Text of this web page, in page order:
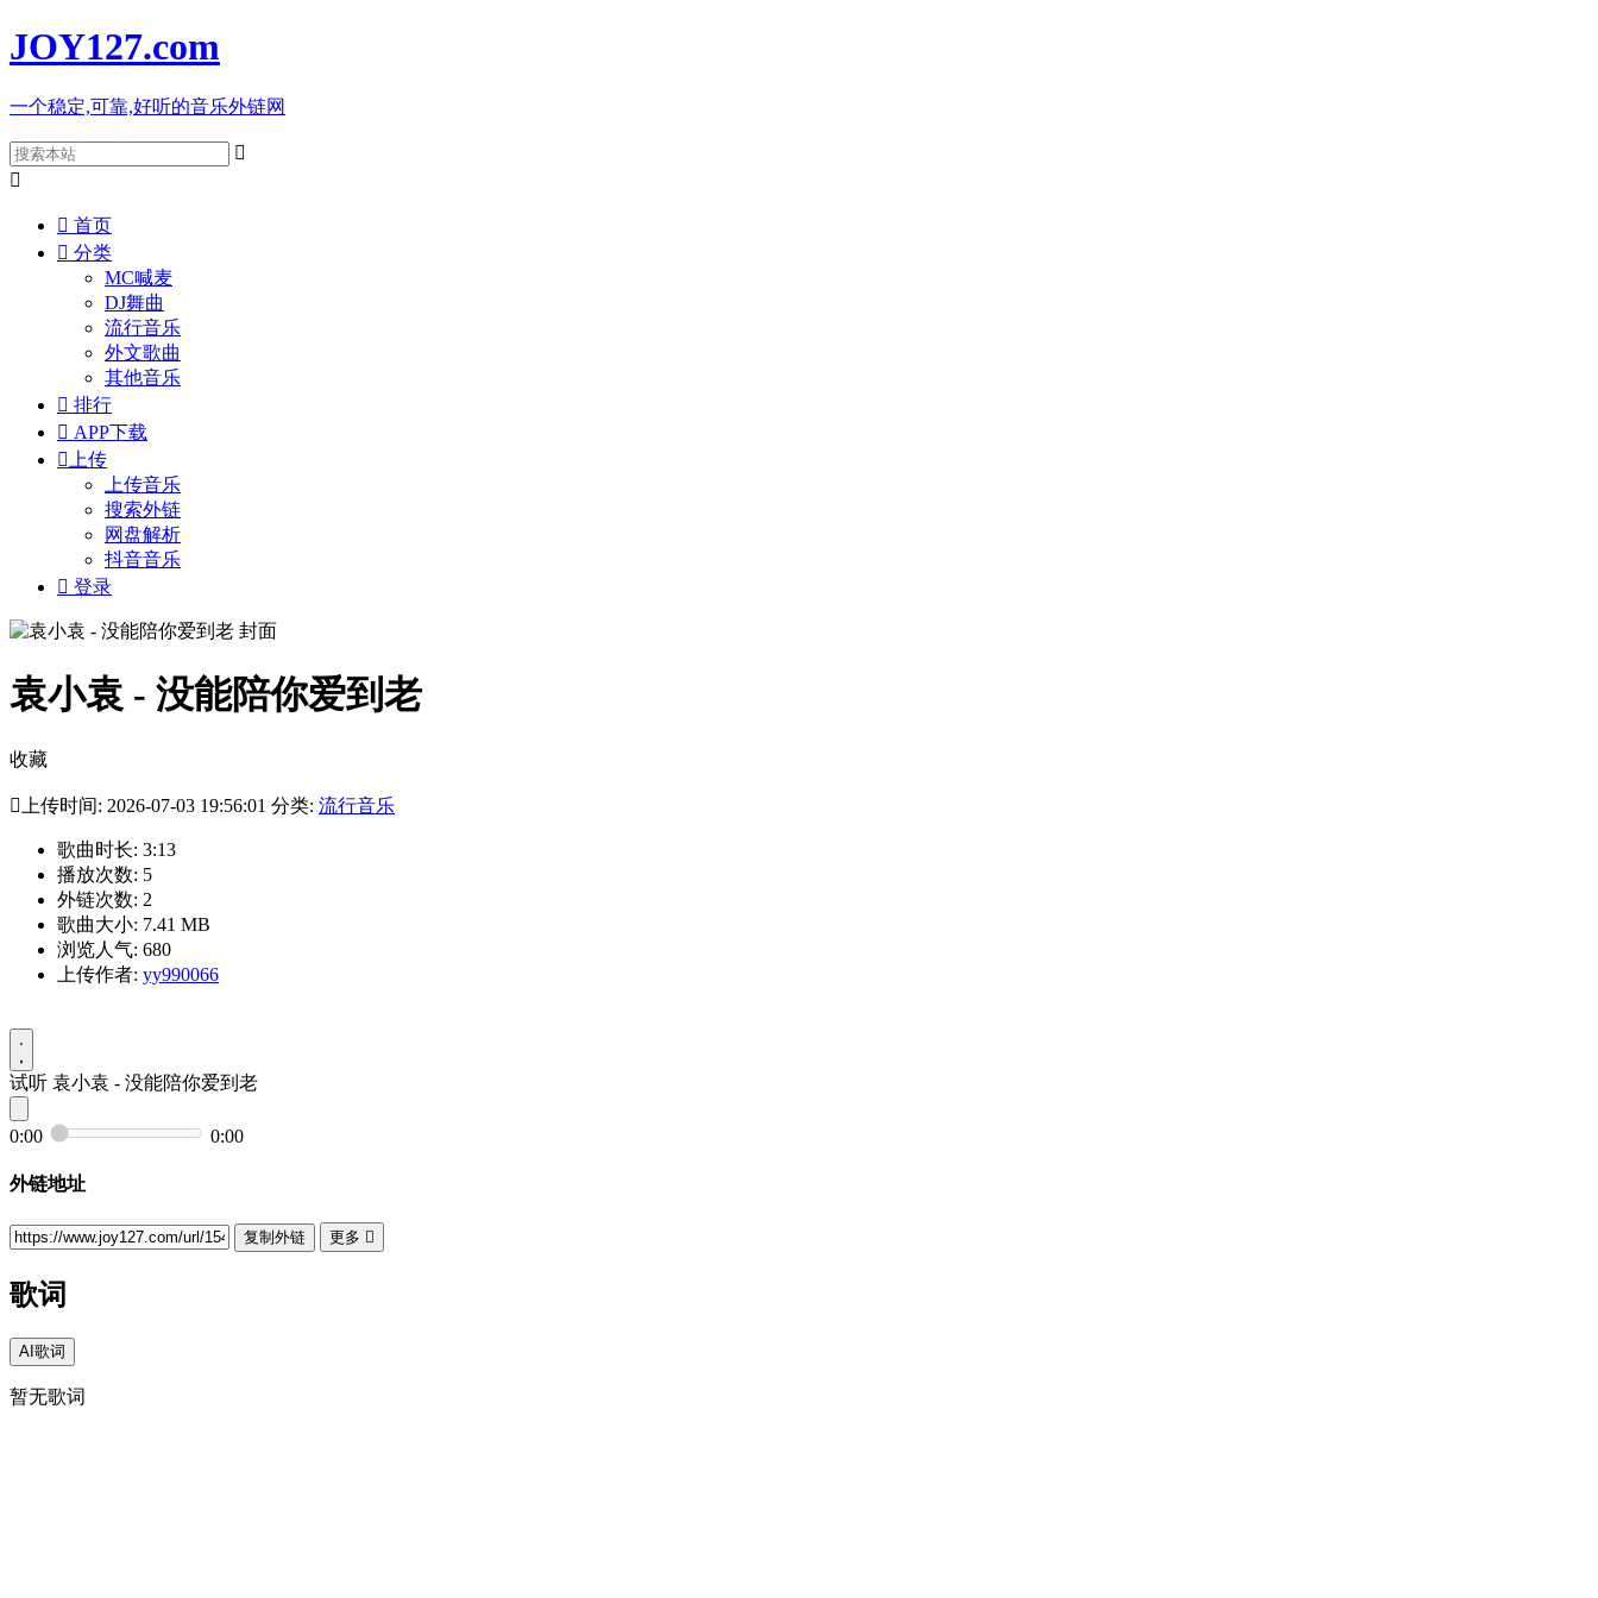
JOY127.com
一个稳定,可靠,好听的音乐外链网


 首页
 分类
MC喊麦
DJ舞曲
流行音乐
外文歌曲
其他音乐
 排行
 APP下载
 上传
上传音乐
搜索外链
网盘解析
抖音音乐
 登录
袁小袁 - 没能陪你爱到老
收藏
 上传时间: 2026-07-03 19:56:01 分类: 流行音乐
歌曲时长: 3:13
播放次数: 5
外链次数: 2
歌曲大小: 7.41 MB
浏览人气: 680
上传作者: yy990066
试听 袁小袁 - 没能陪你爱到老
0:00 0:00
外链地址
复制外链 更多 
歌词
AI歌词
暂无歌词